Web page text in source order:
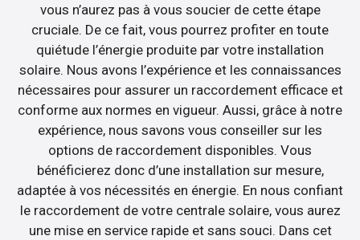
vous n’aurez pas à vous soucier de cette étape
cruciale. De ce fait, vous pourrez profiter en toute
quiétude l’énergie produite par votre installation
solaire. Nous avons l’expérience et les connaissances
nécessaires pour assurer un raccordement efficace et
conforme aux normes en vigueur. Aussi, grâce à notre
expérience, nous savons vous conseiller sur les
options de raccordement disponibles. Vous
bénéficierez donc d’une installation sur mesure,
adaptée à vos nécessités en énergie. En nous confiant
le raccordement de votre centrale solaire, vous aurez
une mise en service rapide et sans souci. Dans cet